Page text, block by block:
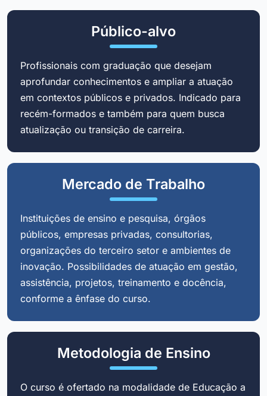
Público-alvo
Profissionais com graduação que desejam
aprofundar conhecimentos e ampliar a atuação
em contextos públicos e privados. Indicado para
recém-formados e também para quem busca
atualização ou transição de carreira.
Mercado de Trabalho
Instituições de ensino e pesquisa, órgãos
públicos, empresas privadas, consultorias,
organizações do terceiro setor e ambientes de
inovação. Possibilidades de atuação em gestão,
assistência, projetos, treinamento e docência,
conforme a ênfase do curso.
Metodologia de Ensino
O curso é ofertado na modalidade de Educação a